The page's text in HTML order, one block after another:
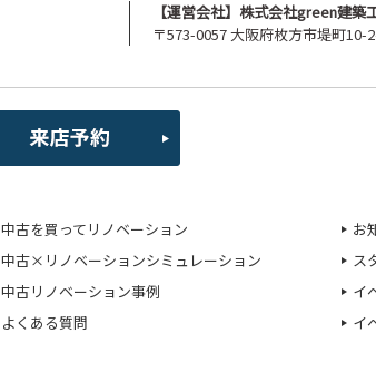
【運営会社】株式会社green建築
〒573-0057 大阪府枚方市堤町
中古を買ってリノベーション
中古×リノベーションシミュレーション
中古リノベーション事例
よくある質問
お
ス
イ
イ